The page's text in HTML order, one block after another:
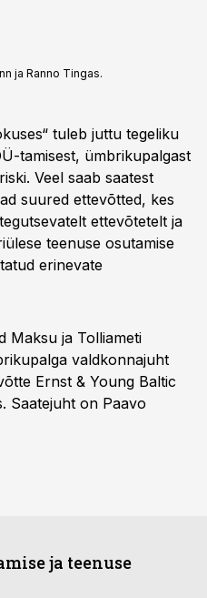
ja Ranno Tingas.
tuleb juttu tegeliku
tamisest, ümbrikupalgast
Veel saab saatest
suured ettevõtted, kes
ettevõtetelt ja
teenuse osutamise
erinevate
Maksu ja Tolliameti
valdkonnajuht
Ernst & Young Baltic
Saatejuht on Paavo
ja teenuse